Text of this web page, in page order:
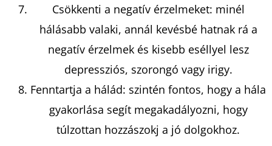
Csökkenti a negatív érzelmeket: minél
hálásabb valaki, annál kevésbé hatnak rá a
negatív érzelmek és kisebb eséllyel lesz
depressziós, szorongó vagy irigy.
Fenntartja a hálád: szintén fontos, hogy a hála
gyakorlása segít megakadályozni, hogy
túlzottan hozzászokj a jó dolgokhoz.